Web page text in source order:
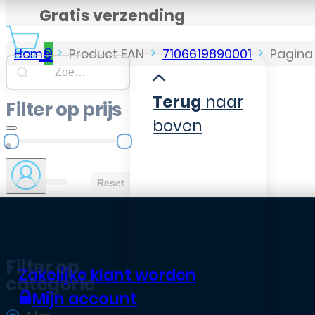
0
Zakelijke klant worden
Mijn account
Gratis verzending
Home Product EAN 7106619890001 Pagina
Searchbar
Search content
Filter op prijs
Filter op prijs
Reset
Filter op
categorie
Terug naar
boven